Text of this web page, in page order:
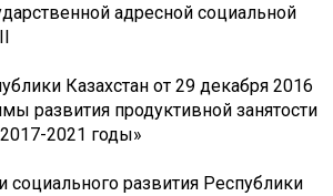
адресной социальной
Казахстан от 29 декабря 2016
развития продуктивной занятости
2021 годы»
развития Республики